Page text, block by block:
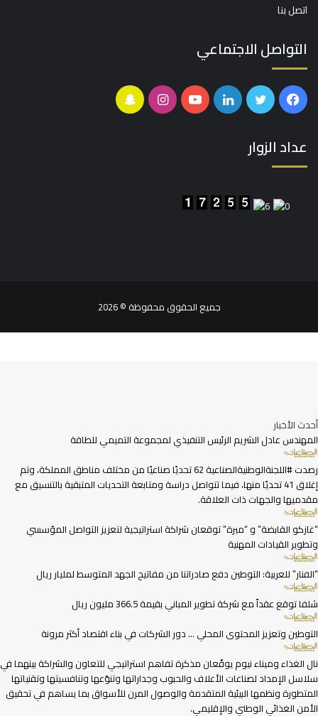
اتصل بنا
التواصل الاجتماعي
فيسبوكتويتر لينكدإنيوتيوبانستقرامسناب
عداد الزوار
جميع الحقوق محفوظة © 2026
أحدث الأخبار
المهندس عادل الشريم الرئيس التنفيذي لمجموعة التميمي للطاقة
رصدت #اللجنةالوطنيةالصناعية 62 تحديًا صناعيًا من مختلف مناطق المملكة، وتم
إغلاق 41 تحديًا منها، فيما تتواصل دراسة ومتابعة التحديات المتبقية بالتنسيق مع
مقدميها والجهات ذات العلاقة.
“غازكو القابضة” و “مبرة” توقعان شراكة استراتيجية لتعزيز التواصل المؤسسي
وتطوير القيادات المهنية
“الفنار” للعربية: التوطين دفع صادراتنا من مفاتيح الجهد المتوسط لمليار ريال
شلفا توقع عقداً مع شركة تطوير المباني بقيمة 366.5 مليون ريال
التوطين وتعزيز المحتوى المحلي … دور الشركات في بناء اقتصاد أكثر مرونة
نال الغذاء وميناء نيوم يوقّعان مذكرة تفاهم استراتيجي للتعاون والشراكة بينهما في
سلاسل الإمداد لصناعات الأعلاف والحبوب وجداراتها وتنوّعها وتنافسيتها وتقنياتها
المتطورة ونظمها البيئية المتقدمة والوصول المرن للأسواق بما يساهم في تحقيق
الأمن الغذائي الوطني والإقليمي.